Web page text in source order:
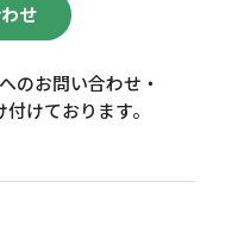
せ
のお問い合わせ・
けております。